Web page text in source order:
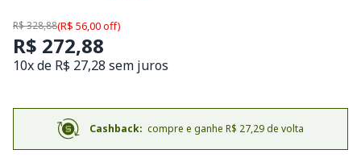
R$ 328,88(R$ 56,00 off)
R$ 272,88
10x de R$ 27,28 sem juros
Cashback: compre e ganhe R$ 27,29 de volta